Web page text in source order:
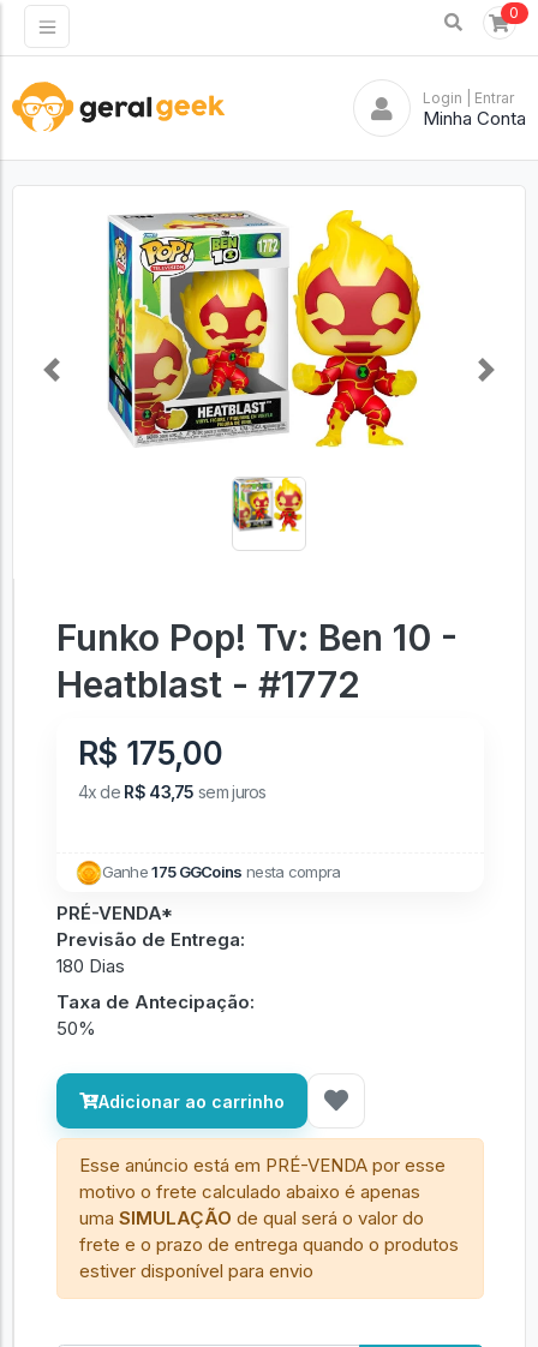
0
Login | Entrar
Minha Conta
Previous Next
Funko Pop! Tv: Ben 10 -
Heatblast - #1772
R$ 175,00
4x de R$ 43,75 sem juros
Ganhe175 GGCoins nesta compra
PRÉ-VENDA*
Previsão de Entrega:
180 Dias
Taxa de Antecipação:
50%
Adicionar ao carrinho
Esse anúncio está em PRÉ-VENDA por esse
motivo o frete calculado abaixo é apenas
umaSIMULAÇÃO de qual será o valor do
frete e o prazo de entrega quando o produtos
estiver disponível para envio